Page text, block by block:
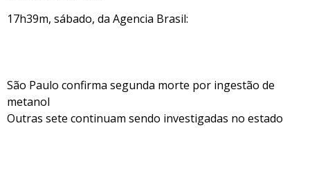
17h39m, sábado, da Agencia Brasil:
São Paulo confirma segunda morte por ingestão de
metanol
Outras sete continuam sendo investigadas no estado